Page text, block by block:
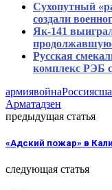
Сухопутный
создали
Як-141
Русская
комплекс РЭБ
армиявойнаРоссиясша
Арматадзен
предыдущая статья
«Адский пожар» в
следующая статья